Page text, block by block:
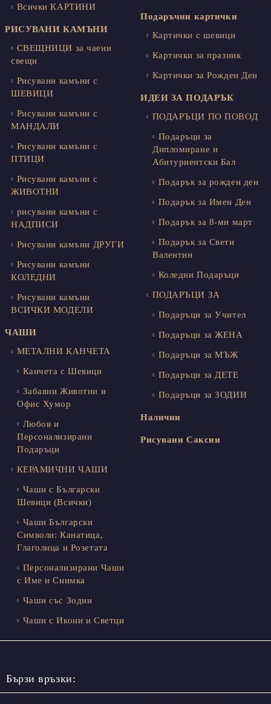
Всички КАРТИНИ
РИСУВАНИ КАМЪНИ
СВЕЩНИЦИ за чаени
свещи
Рисувани камъни с
ШЕВИЦИ
Рисувани камъни с
МАНДАЛИ
Рисувани камъни с
ПТИЦИ
Рисувани камъни с
ЖИВОТНИ
рисувани камъни с
НАДПИСИ
Рисувани камъни ДРУГИ
Рисувани камъни
КОЛЕДНИ
Рисувани камъни
ВСИЧКИ МОДЕЛИ
ЧАШИ
МЕТАЛНИ КАНЧЕТА
Канчета с Шевици
Забавни Животни и
Офис Хумор
Любов и
Персонализирани
Подаръци
КЕРАМИЧНИ ЧАШИ
Чаши с Български
Шевици (Всички)
Чаши Български
Символи: Канатица,
Глаголица и Розетата
Персонализирани Чаши
с Име и Снимка
Чаши със Зодии
Чаши с Икони и Светци
Подаръчни картички
Картички с шевици
Картички за празник
Картички за Рожден Ден
ИДЕИ ЗА ПОДАРЪК
ПОДАРЪЦИ ПО ПОВОД
Подаръци за
Дипломиране и
Абитуриентски Бал
Подарък за рожден ден
Подарък за Имен Ден
Подарък за 8-ми март
Подарък за Свети
Валентин
Коледни Подаръци
ПОДАРЪЦИ ЗА
Подаръци за Учител
Подаръци за ЖЕНА
Подаръци за МЪЖ
Подаръци за ДЕТЕ
Подаръци за ЗОДИИ
Налични
Рисувани Саксии
Бързи връзки: